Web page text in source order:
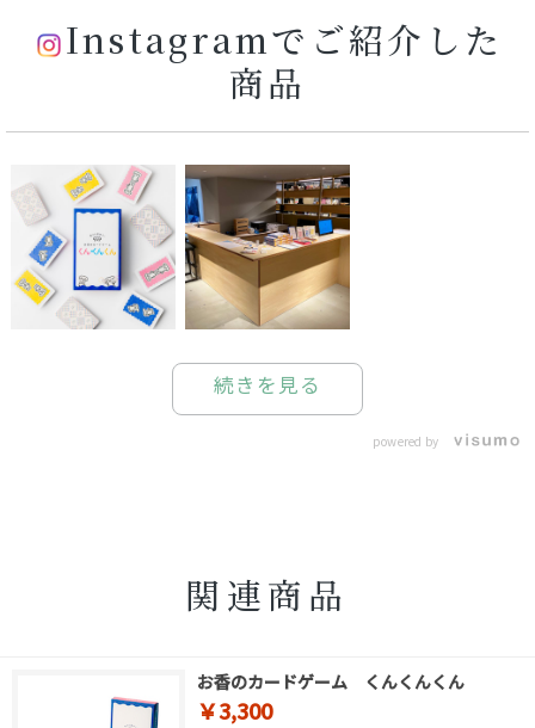
Instagramでご紹介した
商品
続きを見る
powered by
関連商品
お香のカードゲーム くんくんくん
￥3,300